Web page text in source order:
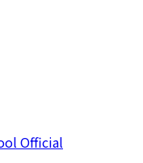
Official